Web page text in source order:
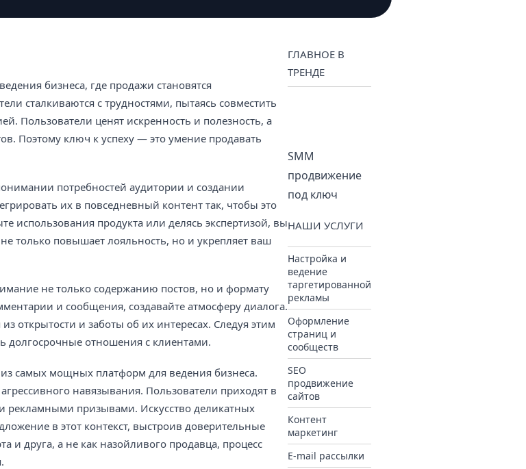
бизнеса, где продажи становятся
сталкиваются с трудностями, пытаясь совместить
Пользователи ценят искренность и полезность, а
Поэтому ключ к успеху — это умение продавать
потребностей аудитории и создании
их в повседневный контент так, чтобы это
использования продукта или делясь экспертизой, вы
только повышает лояльность, но и укрепляет ваш
не только содержанию постов, но и формату
и сообщения, создавайте атмосферу диалога.
открытости и заботы об их интересах. Следуя этим
долгосрочные отношения с клиентами.
самых мощных платформ для ведения бизнеса.
навязывания. Пользователи приходят в
призывами. Искусство деликатных
в этот контекст, выстроив доверительные
и друга, а не как назойливого продавца, процесс
ГЛАВНОЕ В
ТРЕНДЕ
SMM
продвижение
под ключ
НАШИ УСЛУГИ
Настройка и
ведение
таргетированной
рекламы
Оформление
страниц и
сообществ
SEO
продвижение
сайтов
Контент
маркетинг
E-mail рассылки